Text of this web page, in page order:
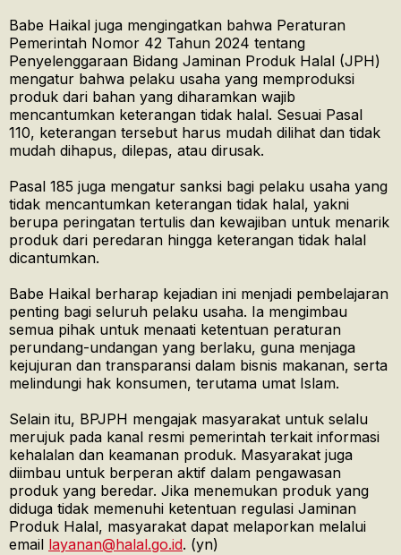
Babe Haikal juga mengingatkan bahwa Peraturan
Pemerintah Nomor 42 Tahun 2024 tentang
Penyelenggaraan Bidang Jaminan Produk Halal (JPH)
mengatur bahwa pelaku usaha yang memproduksi
produk dari bahan yang diharamkan wajib
mencantumkan keterangan tidak halal. Sesuai Pasal
110, keterangan tersebut harus mudah dilihat dan tidak
mudah dihapus, dilepas, atau dirusak.
Pasal 185 juga mengatur sanksi bagi pelaku usaha yang
tidak mencantumkan keterangan tidak halal, yakni
berupa peringatan tertulis dan kewajiban untuk menarik
produk dari peredaran hingga keterangan tidak halal
dicantumkan.
Babe Haikal berharap kejadian ini menjadi pembelajaran
penting bagi seluruh pelaku usaha. Ia mengimbau
semua pihak untuk menaati ketentuan peraturan
perundang-undangan yang berlaku, guna menjaga
kejujuran dan transparansi dalam bisnis makanan, serta
melindungi hak konsumen, terutama umat Islam.
Selain itu, BPJPH mengajak masyarakat untuk selalu
merujuk pada kanal resmi pemerintah terkait informasi
kehalalan dan keamanan produk. Masyarakat juga
diimbau untuk berperan aktif dalam pengawasan
produk yang beredar. Jika menemukan produk yang
diduga tidak memenuhi ketentuan regulasi Jaminan
Produk Halal, masyarakat dapat melaporkan melalui
email layanan@halal.go.id. (yn)